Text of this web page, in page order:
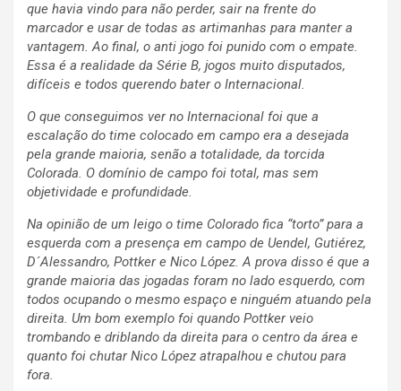
que havia vindo para não perder, sair na frente do
marcador e usar de todas as artimanhas para manter a
vantagem. Ao final, o anti jogo foi punido com o empate.
Essa é a realidade da Série B, jogos muito disputados,
difíceis e todos querendo bater o Internacional.
O que conseguimos ver no Internacional foi que a
escalação do time colocado em campo era a desejada
pela grande maioria, senão a totalidade, da torcida
Colorada. O domínio de campo foi total, mas sem
objetividade e profundidade.
Na opinião de um leigo o time Colorado fica “torto” para a
esquerda com a presença em campo de Uendel, Gutiérez,
D´Alessandro, Pottker e Nico López. A prova disso é que a
grande maioria das jogadas foram no lado esquerdo, com
todos ocupando o mesmo espaço e ninguém atuando pela
direita. Um bom exemplo foi quando Pottker veio
trombando e driblando da direita para o centro da área e
quanto foi chutar Nico López atrapalhou e chutou para
fora.